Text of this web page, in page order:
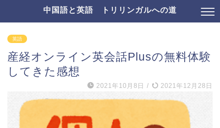
中国語と英語 トリリンガルへの道
英語
産経オンライン英会話Plusの無料体験
してきた感想
2021年10月8日 / 2021年12月28日